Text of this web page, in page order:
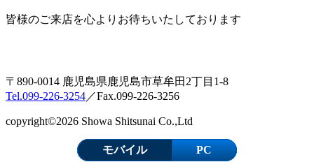
皆様のご来店を心よりお待ちいたしております
〒890-0014 鹿児島県鹿児島市草牟田2丁目1-8
Tel.099-226-3254／Fax.099-226-3256
copyright©2026 Showa Shitsunai Co.,Ltd
モバイル PC